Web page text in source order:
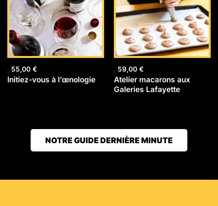
55,00 €
Initiez-vous à l’œnologie
59,00 €
Atelier macarons aux
Galeries Lafayette
NOTRE GUIDE DERNIÈRE MINUTE